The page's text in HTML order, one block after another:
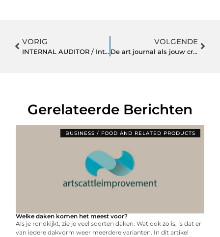
VORIG
INTERNAL AUDITOR / International groep
VOLGENDE
De art journal als jouw creatieve uitlaatklep
Gerelateerde Berichten
BUSINESS / FOOD AND RELATED PRODUCTS
Welke daken komen het meest voor?
Als je rondkijkt, zie je veel soorten daken. Wat ook zo is, is dat er
van iedere dakvorm weer meerdere varianten. In dit artikel